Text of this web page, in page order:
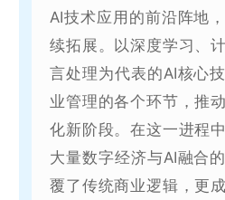
AI技术应用的前沿阵地
续拓展。以深度学习、
言处理为代表的AI核心
业管理的各个环节，推
化新阶段。在这一进程
大量数字经济与AI融合
覆了传统商业逻辑，更